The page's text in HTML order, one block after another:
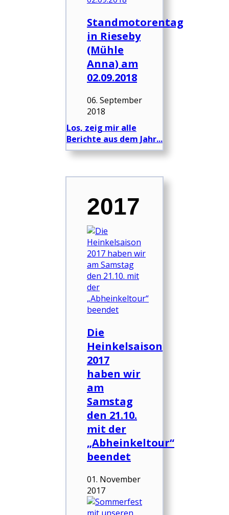
Standmotorentag
in Rieseby
(Mühle
Anna) am
02.09.2018
06. September
2018
Los, zeig mir alle
Berichte aus dem Jahr...
2017
Die
Heinkelsaison
2017
haben wir
am
Samstag
den 21.10.
mit der
„Abheinkeltour“
beendet
01. November
2017